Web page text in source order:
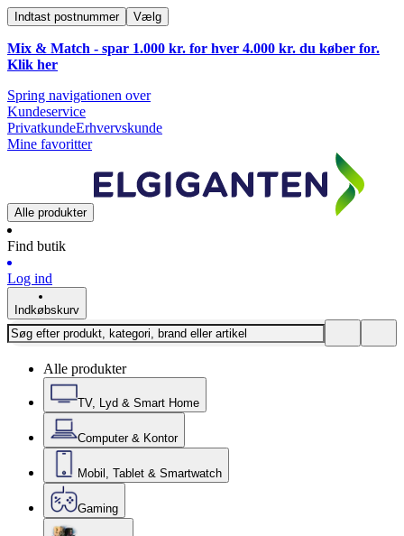
Indtast postnummer Vælg
Mix & Match - spar 1.000 kr. for hver 4.000 kr. du køber for.
Klik her
Spring navigationen over
Kundeservice
PrivatkundeErhvervskunde
Mine favoritter
Alle produkter
Find butik
Log ind
Indkøbskurv
Alle produkter
TV, Lyd & Smart Home
Computer & Kontor
Mobil, Tablet & Smartwatch
Gaming